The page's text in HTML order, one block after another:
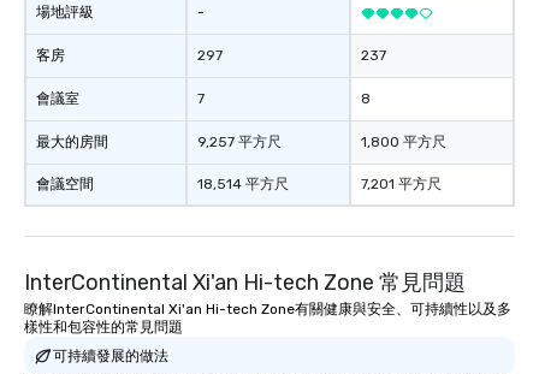
場地評級
客房
會議室
最大的房間
會議空間
-
297
7
9,257 平方尺
18,514 平方尺
237
8
1,800 平方尺
7,201 平方尺
InterContinental Xi'an Hi-tech Zone 常見問題
瞭解InterContinental Xi'an Hi-tech Zone有關健康與安全、可持續性以及多
樣性和包容性的常見問題
可持續發展的做法